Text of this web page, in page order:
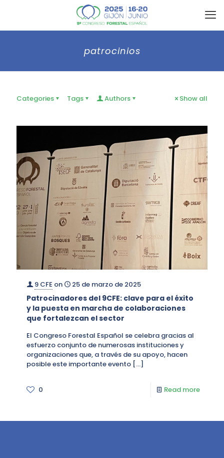
patrocinios
Categories Tags Authors Show all
9 CFE on 25 de marzo de 2025
Patrocinadores del 9CFE: clave para el éxito
y la puesta en marcha de colaboraciones
que fortalezcan el sector
El Congreso Forestal Español se celebra gracias al
esfuerzo conjunto de numerosas instituciones y
organizaciones que, a través de su apoyo, hacen
posible este importante evento […]
0 Read more